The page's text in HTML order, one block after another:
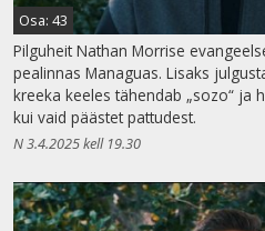
Osa: 43
Pilguheit Nathan Morrise
pealinnas Managuas. Lisaks
kreeka keeles tähendab „sozo“ ja
kui vaid päästet pattudest.
N 3.4.2025 kell 19.30